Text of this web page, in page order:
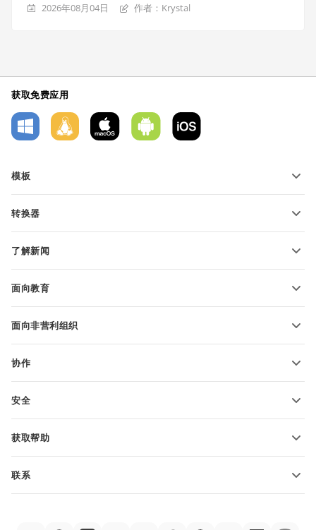
2026年08月04日 作者：Krystal
获取免费应用
模板
文本文档模板
转换器
转换电子表格
了解新闻
面向教育
适用于教育人士
面向非营利组织
申请免费帐户
协作
翻译人员
安全
获取帮助
帮助中心
联系